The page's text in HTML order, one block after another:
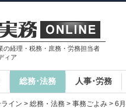
の経理・税務・庶務・労務担当者
ィア
総務･法務 人事･労務
イン > 総務・法務 > 事務ごよみ > 6